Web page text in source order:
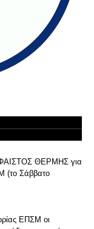
ΘΕΡΜΗΣ για
(το Σάββατο
ΕΠΣΜ οι